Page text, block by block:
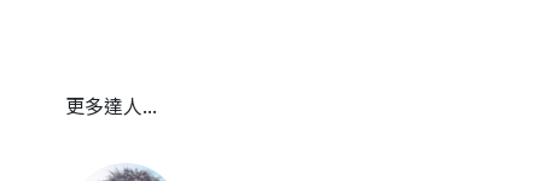
更多達人...